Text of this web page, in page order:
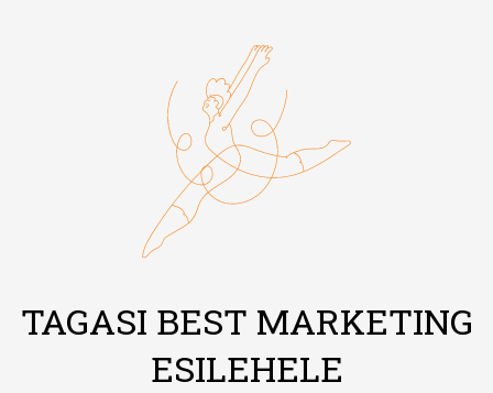
TAGASI BEST MARKETING
ESILEHELE